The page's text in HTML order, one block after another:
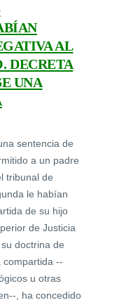
AL
DECRETA
UNA
sentencia de
a un padre
tribunal de
le habían
de su hijo
de Justicia
doctrina de
compartida --
u otras
, ha concedido